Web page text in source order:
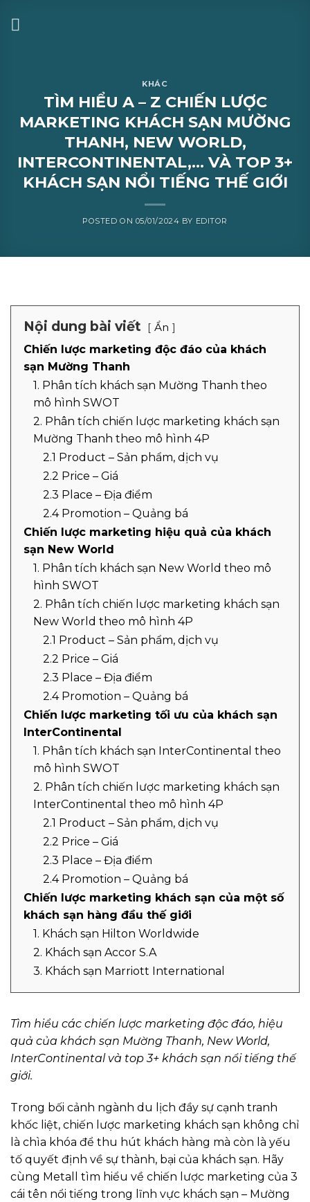
KHÁC
TÌM HIỂU A – Z CHIẾN LƯỢC
MARKETING KHÁCH SẠN MƯỜNG
THANH, NEW WORLD,
INTERCONTINENTAL,… VÀ TOP 3+
KHÁCH SẠN NỔI TIẾNG THẾ GIỚI
POSTED ON 05/01/2024 BY EDITOR
Nội dung bài viết
Ẩn
Chiến lược marketing độc đáo của khách
sạn Mường Thanh
1. Phân tích khách sạn Mường Thanh theo
mô hình SWOT
2. Phân tích chiến lược marketing khách sạn
Mường Thanh theo mô hình 4P
2.1 Product – Sản phẩm, dịch vụ
2.2 Price – Giá
2.3 Place – Địa điểm
2.4 Promotion – Quảng bá
Chiến lược marketing hiệu quả của khách
sạn New World
1. Phân tích khách sạn New World theo mô
hình SWOT
2. Phân tích chiến lược marketing khách sạn
New World theo mô hình 4P
2.1 Product – Sản phẩm, dịch vụ
2.2 Price – Giá
2.3 Place – Địa điểm
2.4 Promotion – Quảng bá
Chiến lược marketing tối ưu của khách sạn
InterContinental
1. Phân tích khách sạn InterContinental theo
mô hình SWOT
2. Phân tích chiến lược marketing khách sạn
InterContinental theo mô hình 4P
2.1 Product – Sản phẩm, dịch vụ
2.2 Price – Giá
2.3 Place – Địa điểm
2.4 Promotion – Quảng bá
Chiến lược marketing khách sạn của một số
khách sạn hàng đầu thế giới
1. Khách sạn Hilton Worldwide
2. Khách sạn Accor S.A
3. Khách sạn Marriott International
Tìm hiểu các chiến lược marketing độc đáo, hiệu
quả của khách sạn Mường Thanh, New World,
InterContinental và top 3+ khách sạn nổi tiếng thế
giới.
Trong bối cảnh ngành du lịch đầy sự cạnh tranh
khốc liệt, chiến lược marketing khách sạn không chỉ
là chìa khóa để thu hút khách hàng mà còn là yếu
tố quyết định về sự thành, bại của khách sạn. Hãy
cùng Metall tìm hiểu về chiến lược marketing của 3
cái tên nổi tiếng trong lĩnh vực khách sạn – Mường